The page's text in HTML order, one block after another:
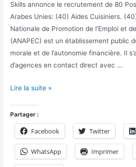
Skills annonce le recrutement de 80
Arabes Unies: (40) Aides Cuisiniers.
Nationale de Promotion de l’Emploi et
(ANAPEC) est un établissement public
morale et de l’autonomie financière. Il
d’agences en contact direct avec …
Lire la suite »
Partager :
Facebook Twitter
WhatsApp Imprimer